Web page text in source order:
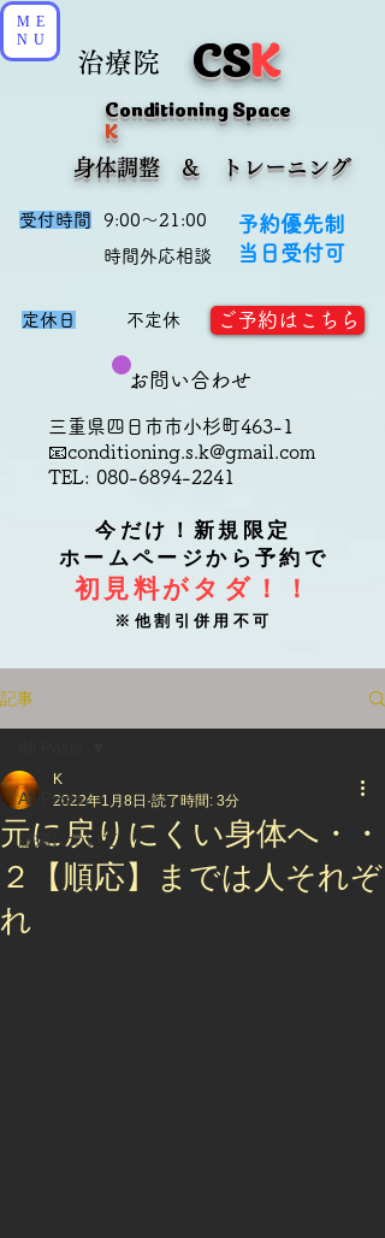
予約優先制
当日受付可
ご予約はこちら
受付時間
9:00～21:00
​時間外応相談
定休日 不定休
CSK
治療院
​身体調整 & トレーニング
Conditioning Space
K
今だけ！新規限定
ホームページから予約で
初見料がタダ！！
※他割引併用不可
お問い合わせ
三重県四日市市小杉町463-1
📧conditioning.s.k@gmail.com
TEL: 080-6894-2241
ME
NU
記事
All Posts
腰痛について
元に戻りにくい身体へ・・
２【順応】までは人それぞ
れ
K
2022年1月8日 読了時間: 3分